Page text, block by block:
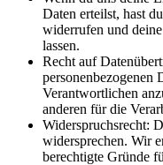
Daten erteilst, hast
widerrufen und
lassen.
Recht auf
personenbezogenen
Verantwortlichen
anderen für die
Widerspruchsrecht:
widersprechen. Wir
berechtigte Gründe